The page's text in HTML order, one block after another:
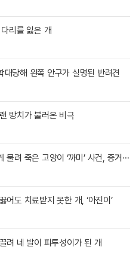
리를 잃은 개
당해 왼쪽 안구가 실명된 반려견
방치가 불러온 비극
려 죽은 고양이 ‘까미’ 사건, 증거···
도 치료받지 못한 개, ‘아진이’
려 네 발이 피투성이가 된 개